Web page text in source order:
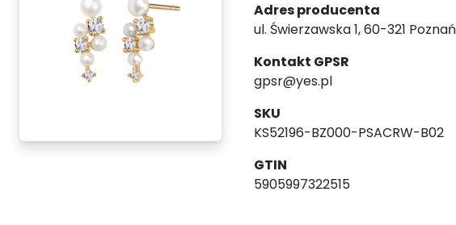
Adres producenta
ul. Świerzawska 1, 60-321 Poznań
Kontakt GPSR
gpsr@yes.pl
SKU
KS52196-BZ000-PSACRW-B02
GTIN
5905997322515